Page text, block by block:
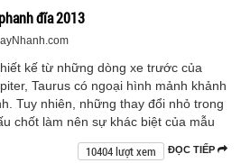
đĩa 2013
kế từ những dòng xe trước của
Taurus có ngoại hình mảnh khảnh
Tuy nhiên, những thay đổi nhỏ trong
chốt làm nên sự khác biệt của mẫu
ĐỌC TIẾP
10404 lượt xem